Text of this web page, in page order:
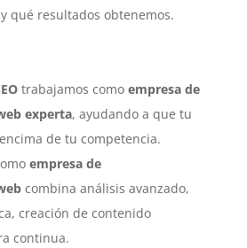
qué resultados obtenemos.
trabajamos como empresa de
experta, ayudando a que tu
de tu competencia.
empresa de
combina análisis avanzado,
creación de contenido
continua.